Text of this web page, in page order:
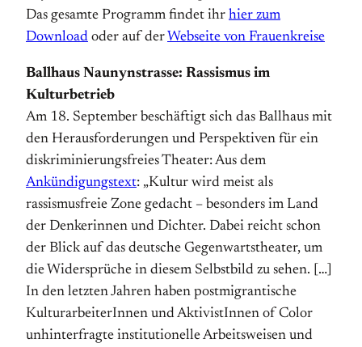
Das gesamte Programm findet ihr hier zum
Download oder auf der Webseite von Frauenkreise
Ballhaus Naunynstrasse: Rassismus im
Kulturbetrieb
Am 18. September beschäftigt sich das Ballhaus mit
den Herausforderungen und Perspektiven für ein
diskriminierungsfreies Theater: Aus dem
Ankündigungstext: „Kultur wird meist als
rassismusfreie Zone gedacht – besonders im Land
der Denkerinnen und Dichter. Dabei reicht schon
der Blick auf das deutsche Gegenwartstheater, um
die Widersprüche in diesem Selbstbild zu sehen. […]
In den letzten Jahren haben postmigrantische
KulturarbeiterInnen und AktivistInnen of Color
unhinterfragte institutionelle Arbeitsweisen und